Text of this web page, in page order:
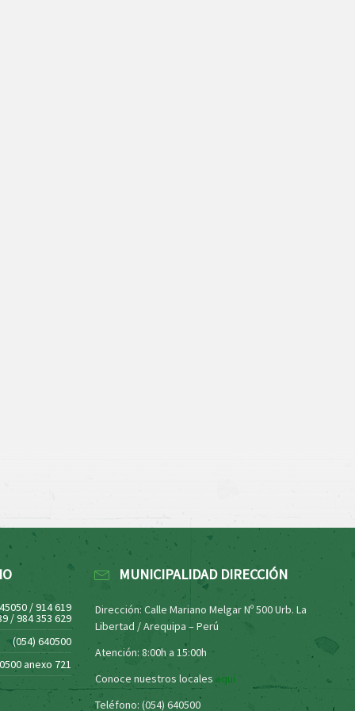
/ 914 619
/ 984 353 629
(054) 640500
anexo 721
MUNICIPALIDAD DIRECCIÓN
Dirección: Calle Mariano Melgar Nº 500 Urb. La
Libertad / Arequipa – Perú
Atención: 8:00h a 15:00h
Conoce nuestros locales aquí
Teléfono: (054) 640500